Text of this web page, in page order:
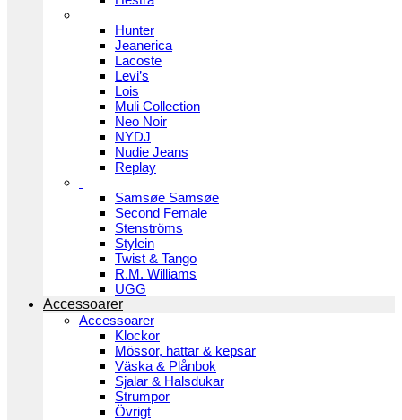
Hunter
Jeanerica
Lacoste
Levi’s
Lois
Muli Collection
Neo Noir
NYDJ
Nudie Jeans
Replay
Samsøe Samsøe
Second Female
Stenströms
Stylein
Twist & Tango
R.M. Williams
UGG
Accessoarer
Accessoarer
Klockor
Mössor, hattar & kepsar
Väska & Plånbok
Sjalar & Halsdukar
Strumpor
Övrigt